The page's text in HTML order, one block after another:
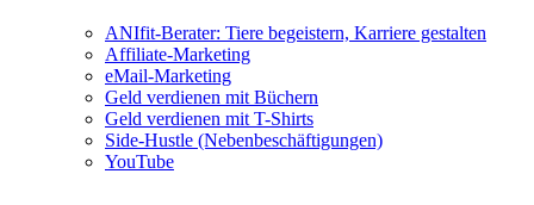
ANIfit-Berater: Tiere begeistern, Karriere gestalten
Affiliate-Marketing
eMail-Marketing
Geld verdienen mit Büchern
Geld verdienen mit T-Shirts
Side-Hustle (Nebenbeschäftigungen)
YouTube